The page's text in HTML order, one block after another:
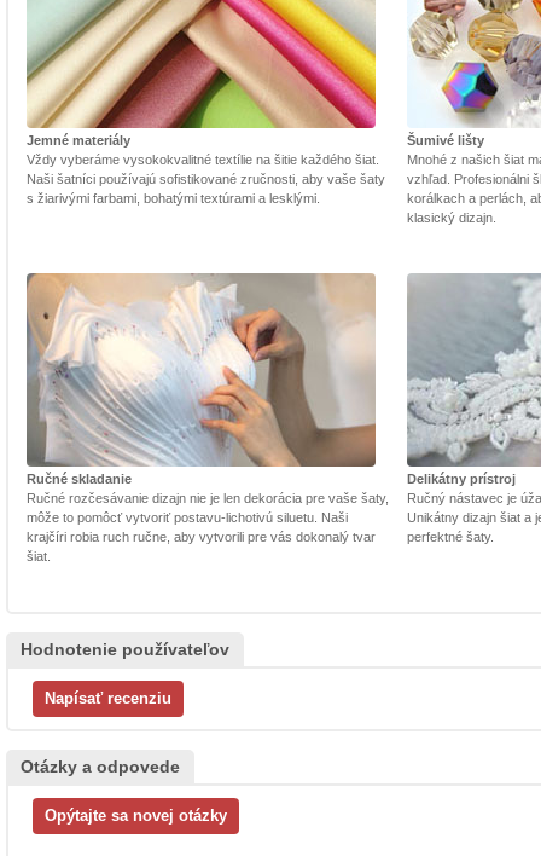
Jemné materiály
Vždy vyberáme vysokokvalitné textílie na šitie každého šiat.
Naši šatníci používajú sofistikované zručnosti, aby vaše šaty
s žiarivými farbami, bohatými textúrami a lesklými.
Šumivé lišty
Mnohé z našich šiat
vzhľad. Profesionálni
korálkach a perlách,
klasický dizajn.
Ručné skladanie
Ručné rozčesávanie dizajn nie je len dekorácia pre vaše šaty,
môže to pomôcť vytvoriť postavu-lichotivú siluetu. Naši
krajčíri robia ruch ručne, aby vytvorili pre vás dokonalý tvar
šiat.
Delikátny prístroj
Ručný nástavec je
Unikátny dizajn šiat a
perfektné šaty.
Hodnotenie používateľov
Otázky a odpovede